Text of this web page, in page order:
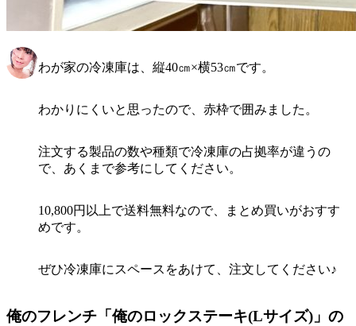
わが家の冷凍庫は、縦40㎝×横53㎝です。
わかりにくいと思ったので、赤枠で囲みました。
注文する製品の数や種類で冷凍庫の占拠率が違うの
で、あくまで参考にしてください。
10,800円以上で送料無料なので、まとめ買いがおすす
めです。
ぜひ冷凍庫にスペースをあけて、注文してください♪
俺のフレンチ「俺のロックステーキ(Lサイズ)」の